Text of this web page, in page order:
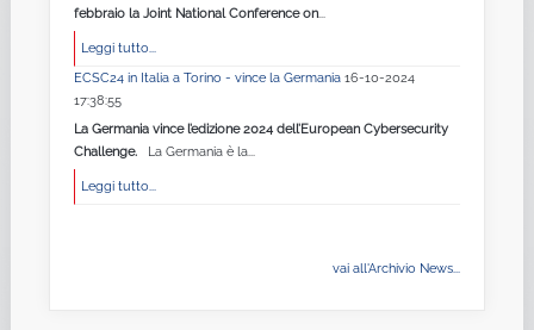
febbraio la Joint National Conference on...
Leggi tutto...
ECSC24 in Italia a Torino - vince la Germania 16-10-2024
17:38:55
La Germania vince l’edizione 2024 dell’European Cybersecurity
Challenge.
La Germania è la...
Leggi tutto...
vai all'Archivio News...